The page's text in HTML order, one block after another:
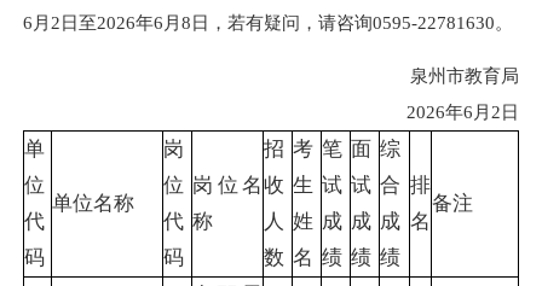
6月2日至2026年6月8日，若有疑问，请咨询0595-22781630。
泉州市教育局
2026年6月2日
单
位
代
码
单位名称
岗
位
代
码
岗位名
称
招
收
人
数
考
生
姓
名
笔
试
成
绩
面
试
成
绩
综
合
成
绩
排
名
备注